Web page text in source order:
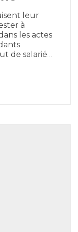
leur
à
les actes
de salarié…